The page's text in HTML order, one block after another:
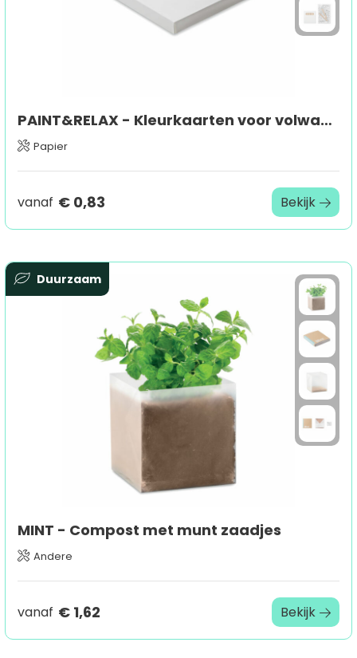
PAINT&RELAX - Kleurkaarten voor volwassenen
Papier
vanaf € 0,83 Bekijk
Duurzaam
MINT - Compost met munt zaadjes
Andere
vanaf € 1,62 Bekijk